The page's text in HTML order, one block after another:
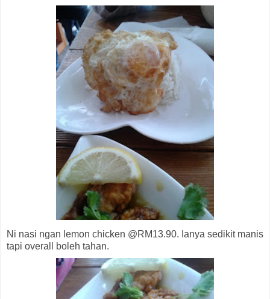
Ni nasi ngan lemon chicken @RM13.90. Ianya sedikit manis
tapi overall boleh tahan.